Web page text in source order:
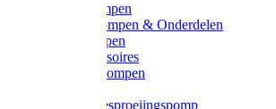
Leader pompen
Zwengelpompen & Onderdelen
Ebara pompen
Pompaccessoires
Excellent pompen
Gardena besproeiingspomp